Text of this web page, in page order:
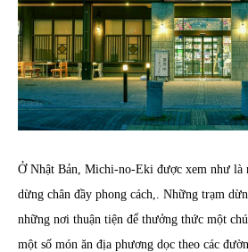
Ở Nhật Bản, Michi-no-Eki được xem như là
dừng chân đầy phong cách,. Những trạm
những nơi thuận tiện để thưởng thức một
một số món ăn địa phương dọc theo các